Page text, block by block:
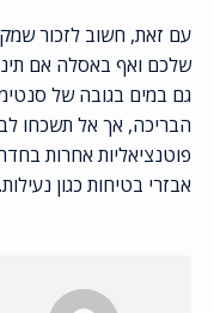
עם זאת, חשוב לזכור
שלכם ואף באסלה אם
גם במים בגובה של
הבריכה, אך אל תשכחו
פוטנציאליות אחרות
אבזרי בטיחות כגון נעילות.